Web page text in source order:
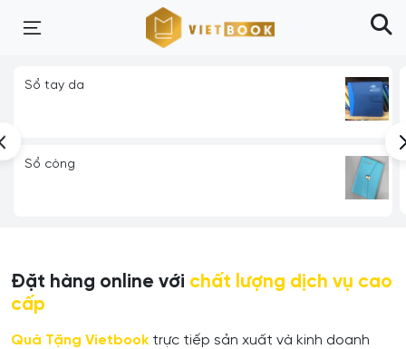
Sổ tay da
Sổ còng
Đặt hàng online với chất lượng dịch vụ cao
cấp
Quà Tặng Vietbook trực tiếp sản xuất và kinh doanh